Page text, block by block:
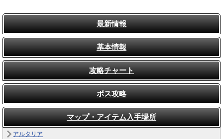
最新情報
基本情報
攻略チャート
ボス攻略
マップ・アイテム入手場所
アルタリア